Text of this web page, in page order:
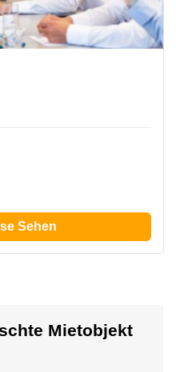
Sehen
Mietobjekt